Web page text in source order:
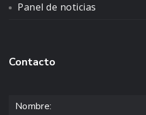
Panel de noticias
Contacto